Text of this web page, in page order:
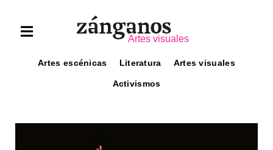
Artes visuales
Artes escénicas Literatura Artes visuales
Activismos